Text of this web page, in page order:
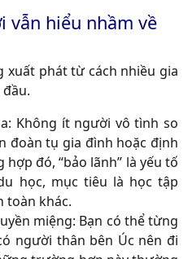
vẫn hiểu nhầm về
xuất phát từ cách nhiều gia
Không ít người vô tình so
đoàn tụ gia đình hoặc định
đó, “bảo lãnh” là yếu tố
học, mục tiêu là học tập
toàn khác.
miệng: Bạn có thể từng
người thân bên Úc nên đi